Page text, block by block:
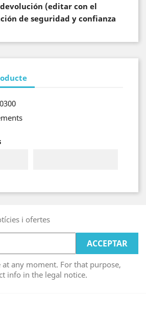
(editar con el
de seguridad y confianza
i ofertes
any moment. For that purpose,
info in the legal notice.